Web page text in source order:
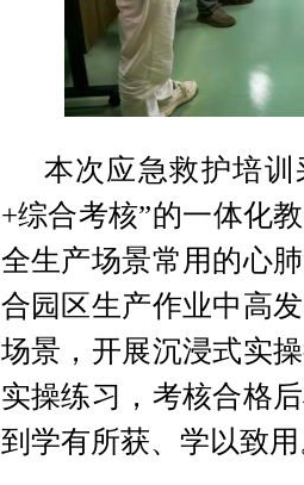
本次应急救护培
+综合考核”的一体化
全生产场景常用的心
合园区生产作业中高
场景，开展沉浸式实
实操练习，考核合格
到学有所获、学以致